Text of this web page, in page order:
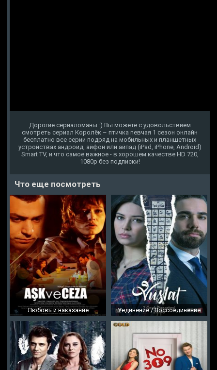
Дорогие сериаломаны :) Вы можете с удовольствием
смотреть сериал Королёк – птичка певчая 1 сезон онлайн
бесплатно все серии подряд на мобильных и планшетных
устройствах андроид, айфон или айпад (iPad, iPhone, Android)
Smart TV, и что самое важное - в хорошем качестве HD 720,
1080p без подписки!
Что еще посмотреть
Любовь и наказание Уединение / Воссоединение